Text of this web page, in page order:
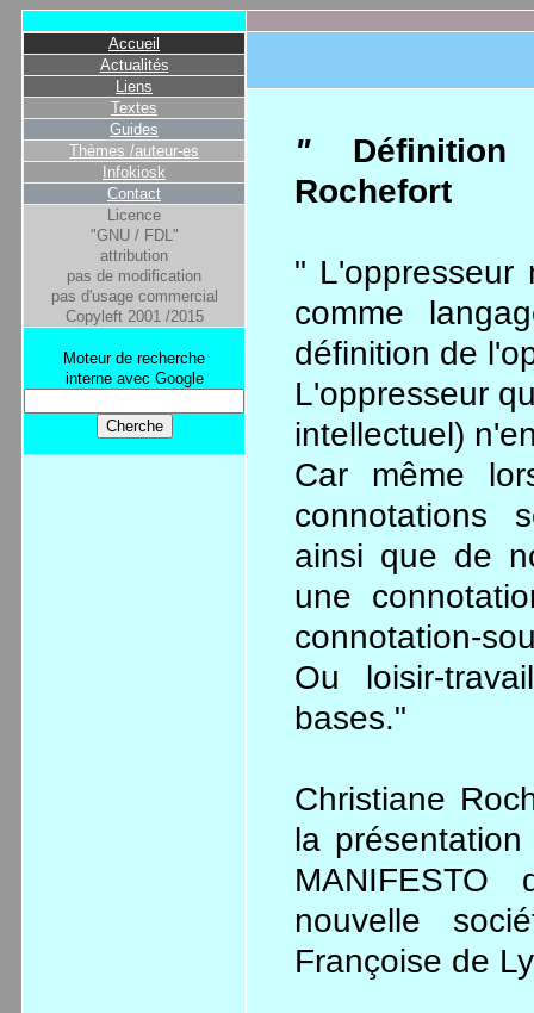
Accueil
Actualités
Liens
Textes
Guides
Thèmes /auteur-es
Infokiosk
Contact
Licence
"GNU / FDL"
attribution
pas de modification
pas d'usage commercial
Copyleft 2001 /2015
Moteur de recherche
interne avec Google
"
Rochefort
" L'oppresseur
comme
définition de
L'oppresseur
intellectuel)
Car même
connotations
ainsi que de
une
connotation-
Ou loisir-
bases."
Christiane
la
nouvelle
Françoise de